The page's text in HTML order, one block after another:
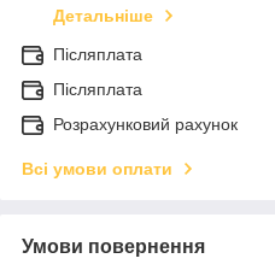
Детальніше
Післяплата
Післяплата
Розрахунковий рахунок
Всі умови оплати
Умови повернення